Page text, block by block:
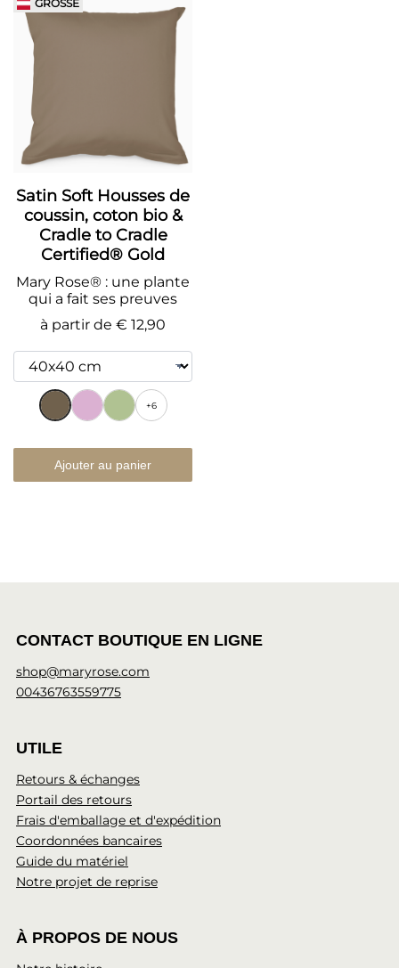
GRÖSSE
Satin Soft Housses de
coussin, coton bio &
Cradle to Cradle
Certified® Gold
Mary Rose® : une plante
qui a fait ses preuves
à partir de € 12,90
+6
Ajouter au panier
CONTACT BOUTIQUE EN LIGNE
shop@maryrose.com
00436763559775
UTILE
Retours & échanges
Portail des retours
Frais d'emballage et d'expédition
Coordonnées bancaires
Guide du matériel
Notre projet de reprise
À PROPOS DE NOUS